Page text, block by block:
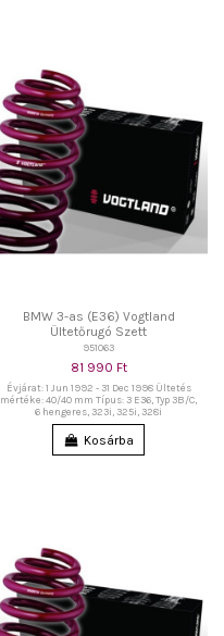
BMW 3-as (E36) Vogtland
Ültetőrugó Szett
951063
81 990 Ft
Évjárat: 1 Jun 1992 - 31 Dec 1998 Ültetés
mértéke: 40/40 mm Típus: 3 E36, Typ 3B/C,
6 hengeres, 323i, 325i, 328i
Kosárba